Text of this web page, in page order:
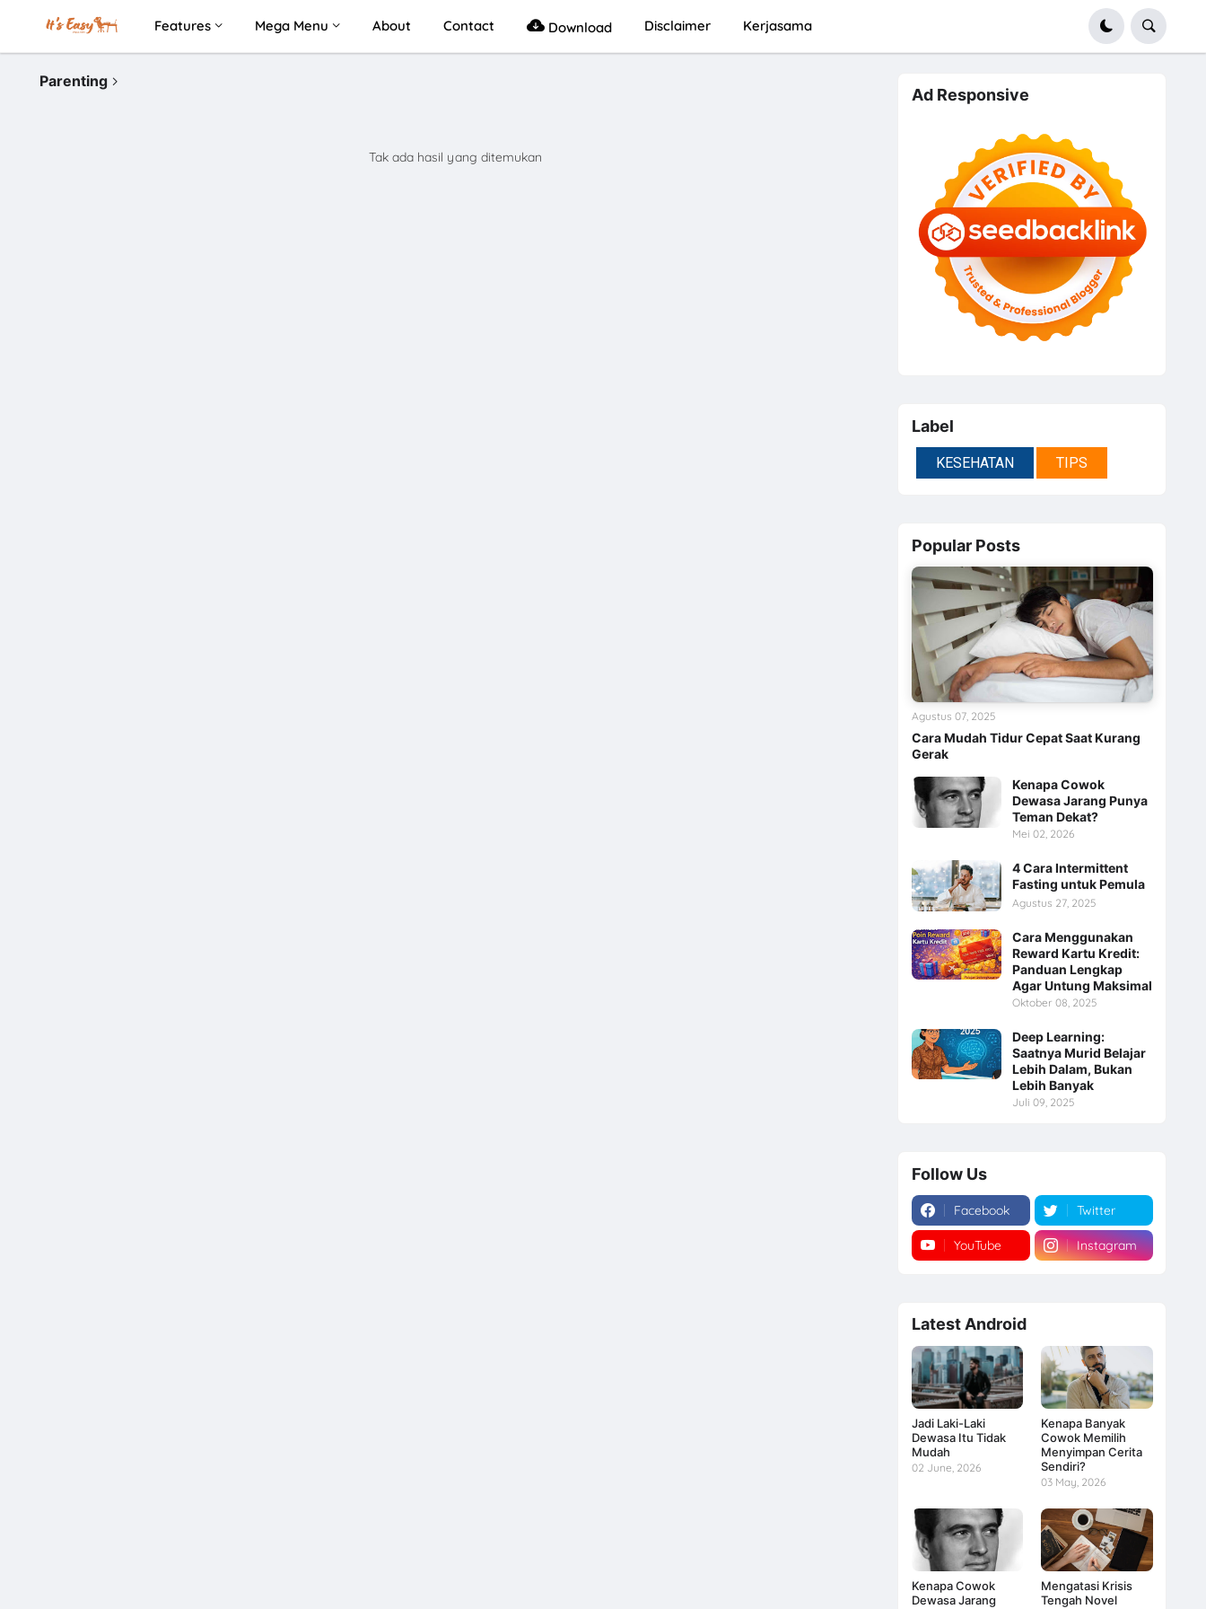
Features Mega Menu About Contact Download Disclaimer Kerjasama
Parenting
Tak ada hasil yang ditemukan
Ad Responsive
Label
KESEHATAN TIPS
Popular Posts
Cara Mudah Tidur Cepat Saat Kurang
Gerak
Agustus 07, 2025
Kenapa Cowok
Dewasa Jarang Punya
Teman Dekat?
Mei 02, 2026
4 Cara Intermittent
Fasting untuk Pemula
Agustus 27, 2025
Cara Menggunakan
Reward Kartu Kredit:
Panduan Lengkap
Agar Untung Maksimal
Oktober 08, 2025
Deep Learning:
Saatnya Murid Belajar
Lebih Dalam, Bukan
Lebih Banyak
Juli 09, 2025
Follow Us
Facebook Twitter
YouTube Instagram
Latest Android
Jadi Laki-Laki
Dewasa Itu Tidak
Mudah
02 June, 2026
Kenapa Banyak
Cowok Memilih
Menyimpan Cerita
Sendiri?
03 May, 2026
Kenapa Cowok
Dewasa Jarang
Mengatasi Krisis
Tengah Novel